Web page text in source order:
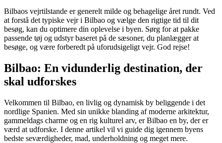
Bilbaos vejrtilstande er generelt milde og behagelige året rundt. Ved
at forstå det typiske vejr i Bilbao og vælge den rigtige tid til dit
besøg, kan du optimere din oplevelse i byen. Sørg for at pakke
passende tøj og udstyr baseret på de sæsoner, du planlægger at
besøge, og være forberedt på uforudsigeligt vejr. God rejse!
Bilbao: En vidunderlig destination, der
skal udforskes
Velkommen til Bilbao, en livlig og dynamisk by beliggende i det
nordlige Spanien. Med sin unikke blanding af moderne arkitektur,
gammeldags charme og en rig kulturel arv, er Bilbao en by, der er
værd at udforske. I denne artikel vil vi guide dig igennem byens
bedste seværdigheder, mad, underholdning og meget mere.